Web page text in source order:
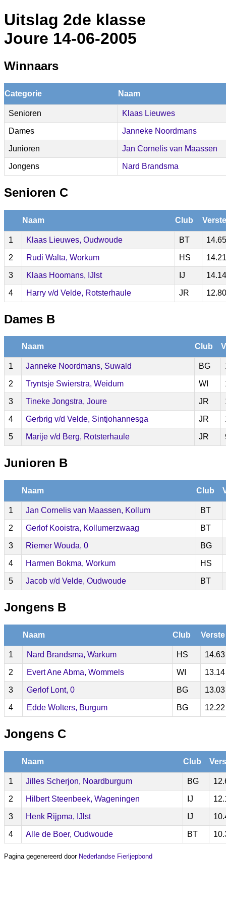
Uitslag 2de klasse
Joure 14-06-2005
Winnaars
Categorie Naam
Senioren Klaas Lieuwes
Dames Janneke Noordmans
Junioren Jan Cornelis van Maassen
Jongens Nard Brandsma
Senioren C
Naam Club Verste
1 Klaas Lieuwes, Oudwoude BT 14.65
2 Rudi Walta, Workum HS 14.21
3 Klaas Hoomans, IJlst IJ 14.14
4 Harry v/d Velde, Rotsterhaule JR 12.80
Dames B
Naam Club
1 Janneke Noordmans, Suwald BG
2 Tryntsje Swierstra, Weidum WI
3 Tineke Jongstra, Joure JR
4 Gerbrig v/d Velde, Sintjohannesga JR
5 Marije v/d Berg, Rotsterhaule JR
Junioren B
Naam Club
1 Jan Cornelis van Maassen, Kollum BT
2 Gerlof Kooistra, Kollumerzwaag BT
3 Riemer Wouda, 0 BG
4 Harmen Bokma, Workum HS
5 Jacob v/d Velde, Oudwoude BT
Jongens B
Naam Club Verste
1 Nard Brandsma, Warkum HS 14.63
2 Evert Ane Abma, Wommels WI 13.14
3 Gerlof Lont, 0 BG 13.03
4 Edde Wolters, Burgum BG 12.22
Jongens C
Naam Club
1 Jilles Scherjon, Noardburgum BG
2 Hilbert Steenbeek, Wageningen IJ
3 Henk Rijpma, IJlst IJ
4 Alle de Boer, Oudwoude BT
Pagina gegenereerd door Nederlandse Fierljepbond